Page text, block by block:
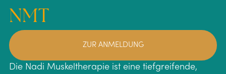
NMT
ZUR ANMELDUNG
Die Nadi Muskeltherapie ist eine tiefgreifende,